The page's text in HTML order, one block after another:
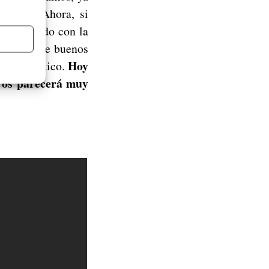
Ahora, si
acuerdo con la
buenos
asiático. Hoy
parecerá muy